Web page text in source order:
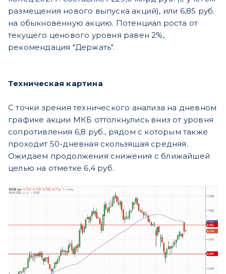
размещения нового выпуска акций), или 6,85 руб.
на обыкновенную акцию. Потенциал роста от
текущего ценового уровня равен 2%,
рекомендация "Держать".
Техническая картина
С точки зрения технического анализа на дневном
графике акции МКБ оттолкнулись вниз от уровня
сопротивления 6,8 руб., рядом с которым также
проходит 50-дневная скользящая средняя.
Ожидаем продолжения снижения с ближайшей
целью на отметке 6,4 руб.